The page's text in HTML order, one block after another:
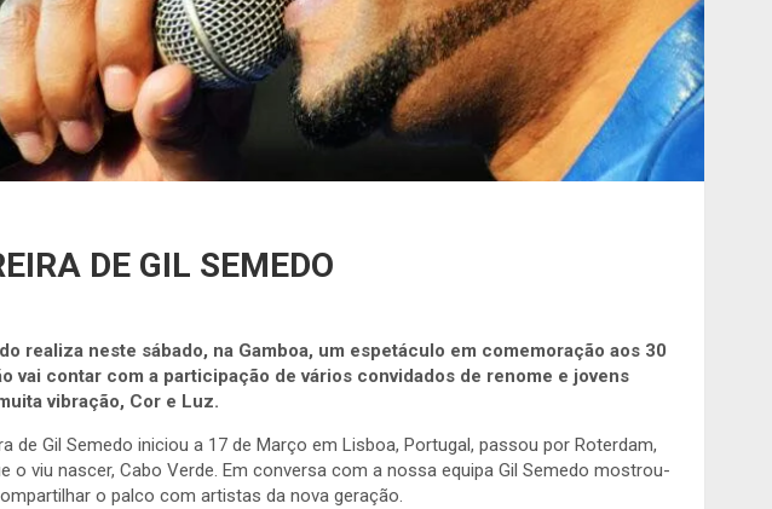
DE GIL SEMEDO
realiza neste sábado, na Gamboa, um espetáculo em comemoração aos 30
vai contar com a participação de vários convidados de renome e jovens
vibração, Cor e Luz.
de Gil Semedo iniciou a 17 de Março em Lisboa, Portugal, passou por Roterdam,
o viu nascer, Cabo Verde. Em conversa com a nossa equipa Gil Semedo mostrou-
o palco com artistas da nova geração.